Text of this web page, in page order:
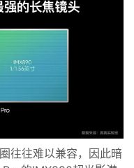
往往难以兼容， 因此暗